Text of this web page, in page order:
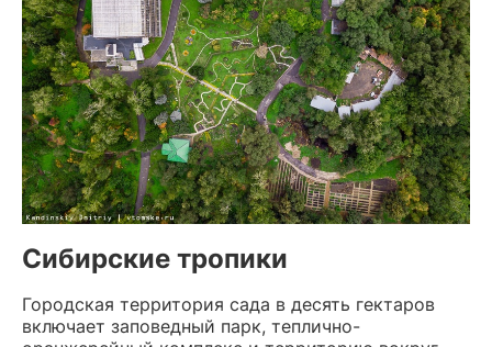
Сибирские тропики
Городская территория сада в десять гектаров
включает заповедный парк, теплично-